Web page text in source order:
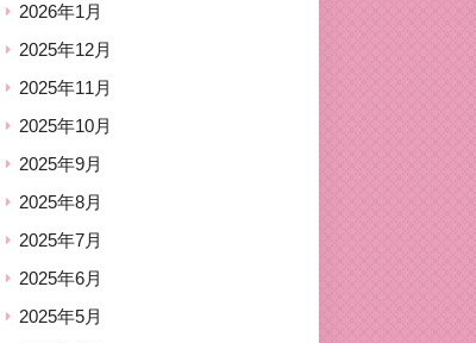
2026年1月
2025年12月
2025年11月
2025年10月
2025年9月
2025年8月
2025年7月
2025年6月
2025年5月